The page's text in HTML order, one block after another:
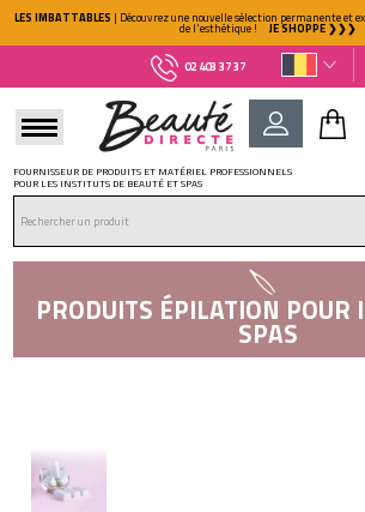
LES IMBATTABLES | Découvrez une nouvelle sélection permanente et
de l'esthétique ! JE SHOPPE ❯❯❯
02 403 37 37
FOURNISSEUR DE PRODUITS ET MATÉRIEL PROFESSIONNELS
POUR LES INSTITUTS DE BEAUTÉ ET SPAS
PRODUITS ÉPILATION POUR
SPAS